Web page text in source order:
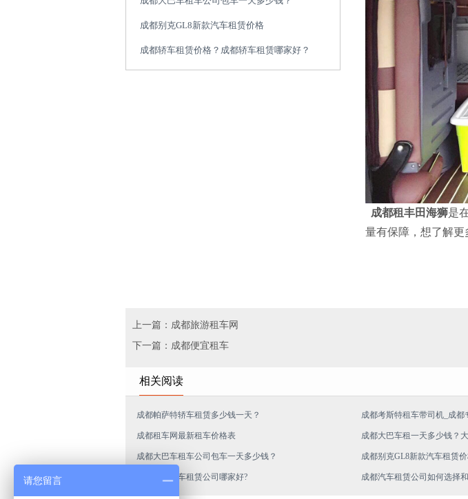
成都别克GL8新款汽车租赁价格
成都轿车租赁价格？成都轿车租赁哪家好？
成都租丰田海狮是
量有保障，想了解更
上一篇：成都旅游租车网
下一篇：成都便宜租车
相关阅读
成都帕萨特轿车租赁多少钱一天？ 成都考斯特租车带司机_成都
成都租车网最新租车价格表 成都大巴车租一天多少钱？
成都大巴车租车公司包车一天多少钱？ 成都别克GL8新款汽车租赁
成都商务汽车租赁公司哪家好? 成都汽车租赁公司如何选择
请您留言